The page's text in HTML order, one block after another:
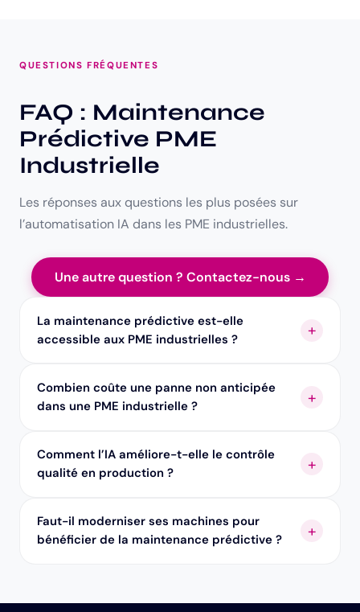
QUESTIONS FRÉQUENTES
FAQ : Maintenance
Prédictive PME
Industrielle
Les réponses aux questions les plus posées sur
l’automatisation IA dans les PME industrielles.
Une autre question ? Contactez-nous →
La maintenance prédictive est-elle
accessible aux PME industrielles ?
Combien coûte une panne non anticipée
dans une PME industrielle ?
Comment l’IA améliore-t-elle le contrôle
qualité en production ?
Faut-il moderniser ses machines pour
bénéficier de la maintenance prédictive ?